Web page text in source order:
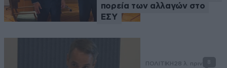
πορεία των αλλαγών στο
ΕΣΥ
ΠΟΛΙΤΙΚΗ28 λ. πριν 8